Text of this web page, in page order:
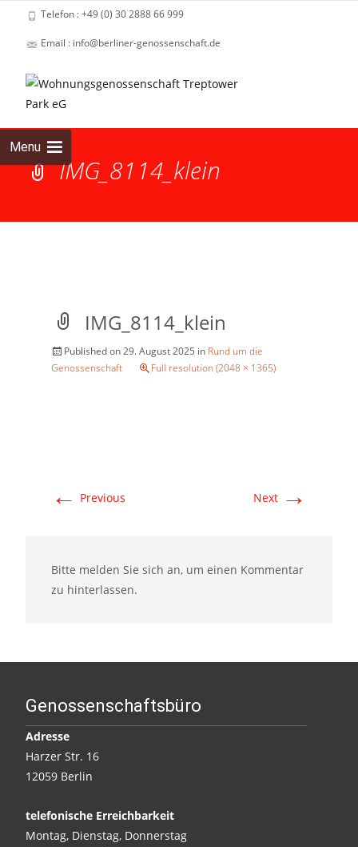
Telefon : +49 (0) 30 2888 66 999
Email : info@berliner-genossenschaft.de
Menu
IMG_8114_klein
IMG_8114_klein
Published on29. August 2025 in Rund um die
Genossenschaft
Full resolution (2048 × 1365)
← Previous Next →
Bitte melden Sie sich an, um einen Kommentar
zu hinterlassen.
Genossenschaftsbüro
Adresse
Harzer Str. 16
12059 Berlin
telefonische Erreichbarkeit
Montag, Dienstag, Donnerstag